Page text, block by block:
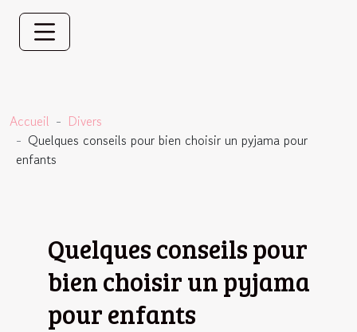
Accueil
Divers
Quelques conseils pour bien choisir un pyjama pour
enfants
Quelques conseils pour
bien choisir un pyjama
pour enfants